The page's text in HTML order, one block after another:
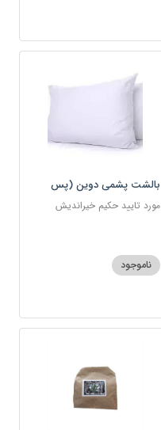
بالشت پشمی دوین (پس
کرایه)
مورد تایید حکیم خیراندیش
ناموجود